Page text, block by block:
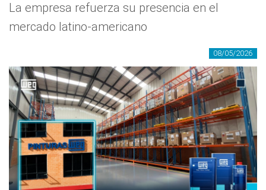
La empresa refuerza su presencia en el
mercado latino-americano
08/05/2026